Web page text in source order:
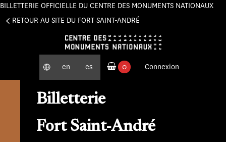
BILLETTERIE OFFICIELLE DU CENTRE DES MONUMENTS NATIONAUX
RETOUR AU SITE DU FORT SAINT-ANDRÉ
en es
0
Connexion
Billetterie
Fort Saint-André
Panneau de gestion des cookies